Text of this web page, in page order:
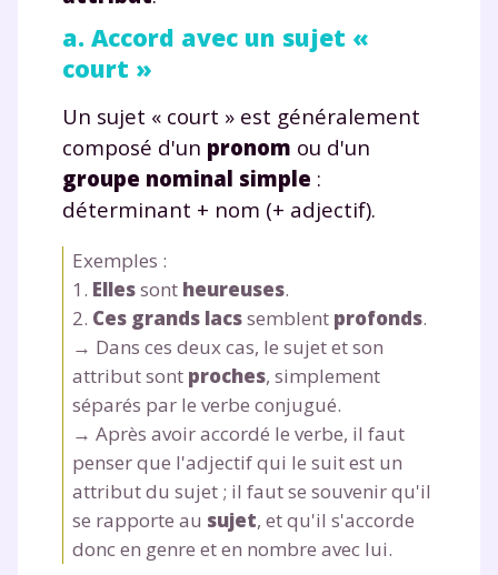
a. Accord avec un sujet «
court »
Un sujet « court » est généralement
composé d'un pronom ou d'un
groupe nominal simple :
déterminant + nom (+ adjectif).
Exemples :
1. Ellessont heureuses.
2. Ces grands lacssemblent profonds.
→ Dans ces deux cas, le sujet et son
attribut sont proches, simplement
séparés par le verbe conjugué.
→ Après avoir accordé le verbe, il faut
penser que l'adjectif qui le suit est un
attribut du sujet ; il faut se souvenir qu'il
se rapporte au sujet, et qu'il s'accorde
donc en genre et en nombre avec lui.